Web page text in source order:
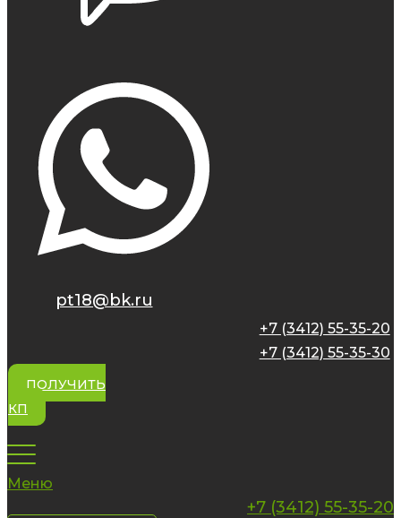
pt18@bk.ru
+7 (3412) 55-35-20
+7 (3412) 55-35-30
ПОЛУЧИТЬ
КП
Меню
+7 (3412) 55-35-20